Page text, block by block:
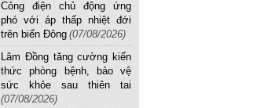
Công điện chủ động ứng
phó với áp thấp nhiệt đới
trên biển Đông (07/08/2026)
Lâm Đồng tăng cường kiến
thức phòng bệnh, bảo vệ
sức khỏe sau thiên tai
(07/08/2026)